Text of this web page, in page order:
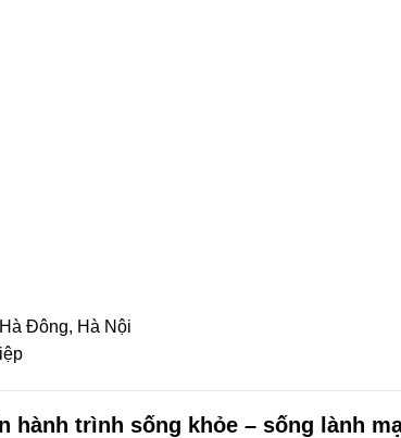
Đông, Hà Nội
hành trình sống khỏe – sống lành